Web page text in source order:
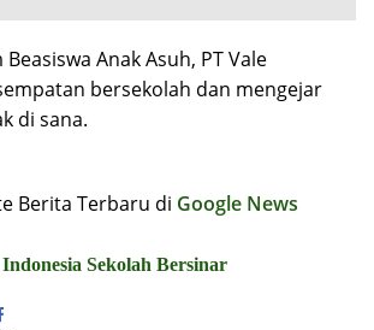
Anak Asuh, PT Vale
bersekolah dan mengejar
di sana.
Berita Terbaru di Google News
Sekolah Bersinar